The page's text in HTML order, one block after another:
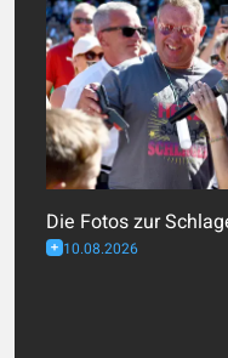
Die Fotos zur
10.08.2026